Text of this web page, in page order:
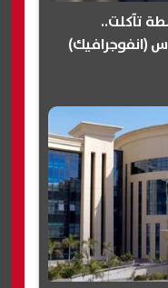
تآكلت..
(انفوجرافيك)